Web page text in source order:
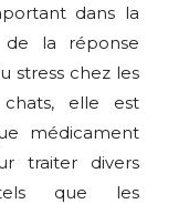
dans la
de la réponse
stress chez les
elle est
médicament
traiter divers
que les